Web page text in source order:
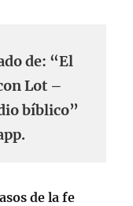
de: “El
Lot –
bíblico”
de la fe